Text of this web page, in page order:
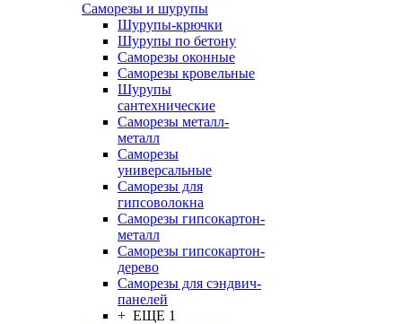
Саморезы и шурупы
Шурупы-крючки
Шурупы по бетону
Саморезы оконные
Саморезы кровельные
Шурупы
сантехнические
Саморезы металл-
металл
Саморезы
универсальные
Саморезы для
гипсоволокна
Саморезы гипсокартон-
металл
Саморезы гипсокартон-
дерево
Саморезы для сэндвич-
панелей
+ ЕЩЕ 1